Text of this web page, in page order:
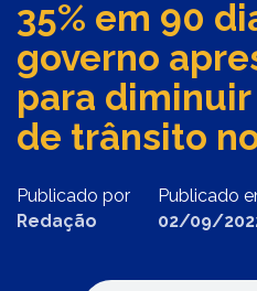
35% em 90
governo
para
de trânsito
Publicado por
Redação
Publicado
02/09/